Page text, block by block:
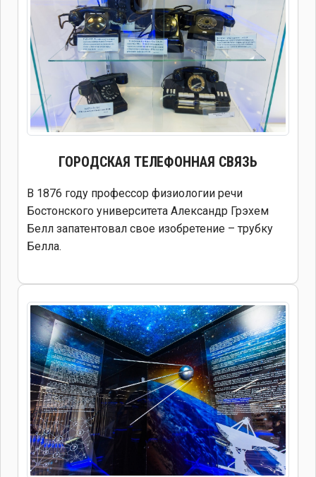
ГОРОДСКАЯ ТЕЛЕФОННАЯ СВЯЗЬ
В 1876 году профессор физиологии речи
Бостонского университета Александр Грэхем
Белл запатентовал свое изобретение – трубку
Белла.